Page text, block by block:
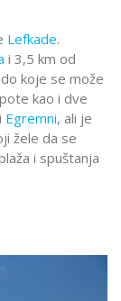
Lefkade.
i 3,5 km od
koje se može
kao i dve
i Egremni, ali je
žele da se
i spuštanja